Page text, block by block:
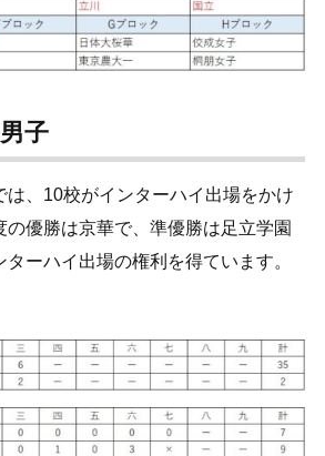
子
は、10校がインターハイ出場をかけ
優勝は京華で、準優勝は足立学園
ーハイ出場の権利を得ています。